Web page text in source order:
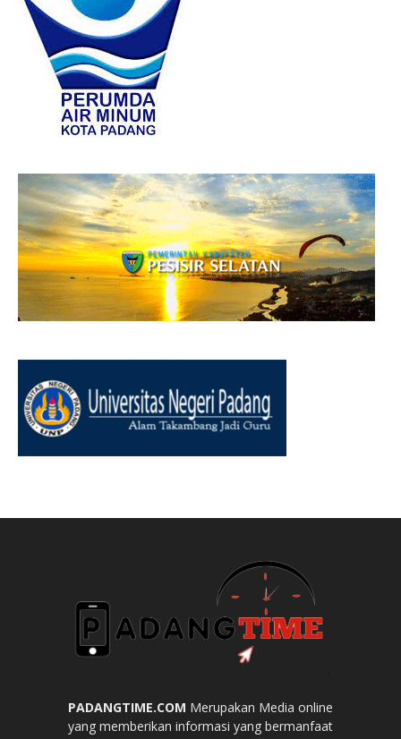
PADANGTIME.COM Merupakan Media online
yang memberikan informasi yang bermanfaat